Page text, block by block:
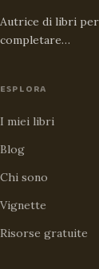
Autrice di libri
completare…
ESPLORA
I miei libri
Blog
Chi sono
Vignette
Risorse gratuite